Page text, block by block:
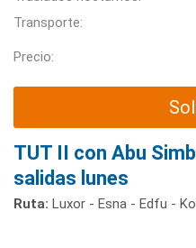
Transporte:
Precio:
TUT II con Abu
salidas lunes
Ruta: Luxor - Esna - Edfu -